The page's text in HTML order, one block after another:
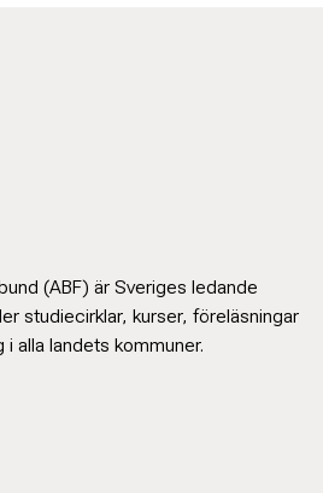
(ABF) är Sveriges ledande
studiecirklar, kurser, föreläsningar
alla landets kommuner.